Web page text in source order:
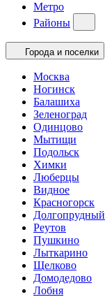
Метро
Районы
Города и поселки
Москва
Ногинск
Балашиха
Зеленоград
Одинцово
Мытищи
Подольск
Химки
Люберцы
Видное
Красногорск
Долгопрудный
Реутов
Пушкино
Лыткарино
Щелково
Домодедово
Лобня